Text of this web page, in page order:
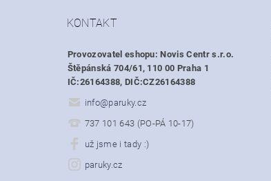
KONTAKT
Provozovatel eshopu: Novis Centr s.r.o.
Štěpánská 704/61, 110 00 Praha 1
IČ:26164388, DIČ:CZ26164388
info@paruky.cz
737 101 643 (PO-PÁ 10-17)
už jsme i tady :)
paruky.cz